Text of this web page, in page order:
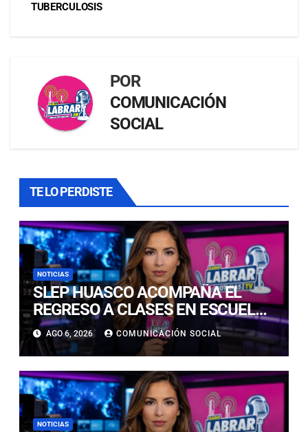
TUBERCULOSIS
POR
COMUNICACIÓN
SOCIAL
TE LO PERDISTE
NOTICIAS
SLEP HUASCO ACOMPAÑA EL
REGRESO A CLASES EN ESCUELAS
RURALES DE VALLENAR Y ALTO
DEL CARMEN
AGO 6, 2026 COMUNICACIÓN SOCIAL
NOTICIAS